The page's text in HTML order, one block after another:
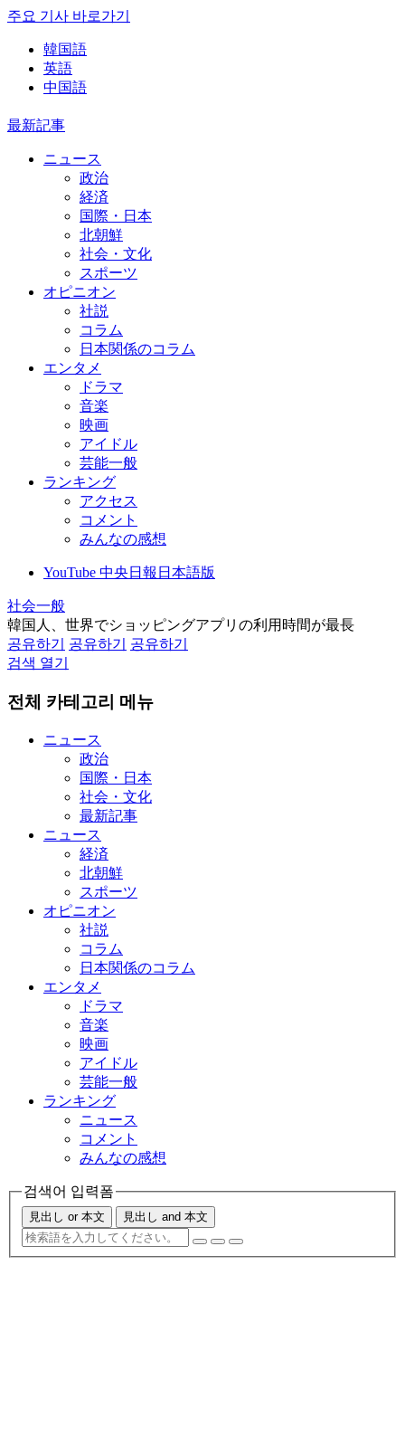
주요 기사 바로가기
韓国語
英語
中国語
最新記事
ニュース
政治
経済
国際・日本
北朝鮮
社会・文化
スポーツ
オピニオン
社説
コラム
日本関係のコラム
エンタメ
ドラマ
音楽
映画
アイドル
芸能一般
ランキング
アクセス
コメント
みんなの感想
YouTube 中央日報日本語版
社会一般
韓国人、世界でショッピングアプリの利用時間が最長
공유하기
공유하기
공유하기
검색 열기
전체 카테고리 메뉴
ニュース
政治
国際・日本
社会・文化
最新記事
ニュース
経済
北朝鮮
スポーツ
オピニオン
社説
コラム
日本関係のコラム
エンタメ
ドラマ
音楽
映画
アイドル
芸能一般
ランキング
ニュース
コメント
みんなの感想
검색어 입력폼
見出し or 本文 見出し and 本文